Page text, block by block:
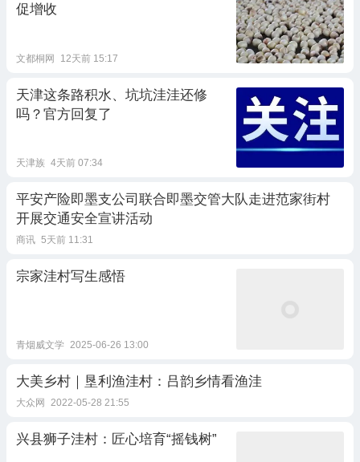
促增收
文都桐网 12天前 15:17
天津这条路积水、坑坑洼洼还修
吗？官方回复了
天津族 4天前 07:34
平安产险即墨支公司联合即墨交管大队走进范家街村
开展交通安全宣讲活动
商讯 5天前 11:31
宗家洼村写生感悟
青烟威文学 2025-06-26 13:00
大美乡村｜垦利渔洼村：吕韵乡情看渔洼
大众网 2022-05-28 21:55
兴县狮子洼村：匠心培育“摇钱树”